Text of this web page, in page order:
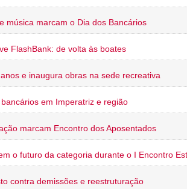
música marcam o Dia dos Bancários
FlashBank: de volta às boates
e inaugura obras na sede recreativa
em Imperatriz e região
marcam Encontro dos Aposentados
o futuro da categoria durante o I Encontro
contra demissões e reestruturação